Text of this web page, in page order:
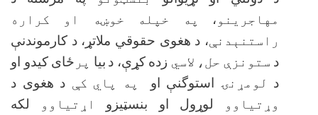
مهاجرینو ،
په خپله خوښه او کراره
راستنېدنې، د هغوى حقوقي ملاتړ، د كارموندنې
د ستونزې حل، لاسي زده كړې، د بیا پر ځای کیدو او
د لومړنۍ استوگنې او په پاي کې د هغوى د
وړتیاوو لوړول او بنسټيزو اړتیاوو
لكه